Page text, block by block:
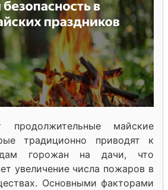
продолжительные майские
традиционно приводят к
горожан на дачи, что
увеличение числа пожаров в
Основными факторами